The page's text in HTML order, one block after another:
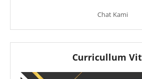
Chat Kami
Curricullum